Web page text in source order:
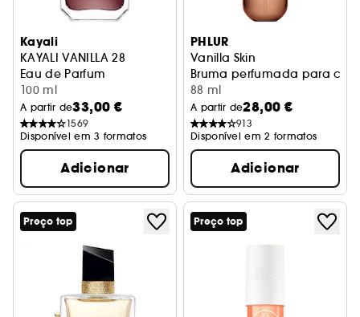
Kayali
KAYALI VANILLA 28
Eau de Parfum
100 ml
A partir de33,00 €
1569
Disponível em 3 formatos
Adicionar
PHLUR
Vanilla Skin
Bruma perfumada para
88 ml
A partir de28,00 €
913
Disponível em 2 formatos
Adicionar
Preço top Preço top